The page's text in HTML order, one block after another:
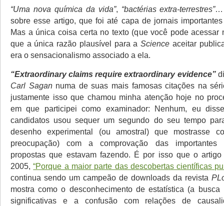
“Uma nova química da vida”, “bactérias extra-terrestres”…
sobre esse artigo, que foi até capa de jornais
Mas a única coisa certa no texto (que você pode acessar
que a única razão plausível para aScience aceitar
era o sensacionalismo associado a ela.
“Extraordinary claims require extraordinary evidence”
Carl Sagannuma de suas mais famosas citações na
justamente isso que chamou minha atenção hoje no
em que participei como examinador: Nenhum, eu
candidatos usou sequer um segundo do seu tempo
desenho experimental (ou amostral) que mostrasse
preocupação) com a comprovação das importantes
propostas que estavam fazendo. É por isso que o
2005,“Porque a maior parte das descobertas científicas
continua sendo um campeão de downloads da revista
mostra como o desconhecimento de estatística (a busca
significativas e a confusão com relações de